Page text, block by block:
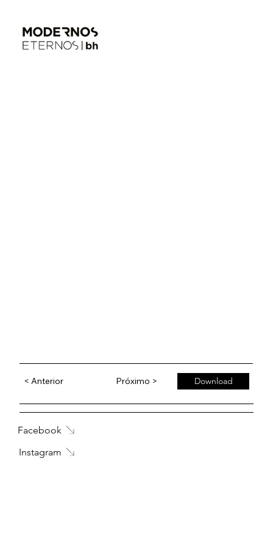
< Anterior Próximo > Download
Facebook
Instagram